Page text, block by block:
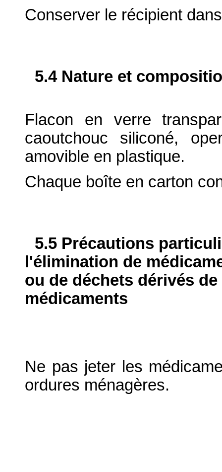
Conserver le récipient
5.4 Nature et
Flacon en verre
caoutchouc siliconé,
amovible en plastique.
Chaque boîte en carton
5.5 Précautions
l'élimination de
ou de déchets dérivés
médicaments
Ne pas jeter les
ordures ménagères.